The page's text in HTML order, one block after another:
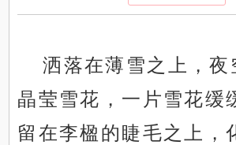
洒落在薄雪之上，夜
晶莹雪花，一片雪花缓
留在李楹的睫毛之上，